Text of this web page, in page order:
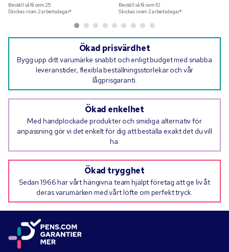
Beställ så få som25
Skickas inom 2 arbetsdagar*
Beställ så få som10
Skickas inom 2 arbetsdagar*
Ökad prisvärdhet
Bygg upp ditt varumärke snabbt och enligt budget med snabba
leveranstider, flexibla beställningsstorlekar och vår
lågprisgaranti.
Ökad enkelhet
Med handplockade produkter och smidiga alternativ för
anpassning gör vi det enkelt för dig att beställa exakt det du vill
ha.
Ökad trygghet
Sedan 1966 har vårt hängivna team hjälpt företag att ge liv åt
deras varumärken med vårt löfte om perfekt tryck.